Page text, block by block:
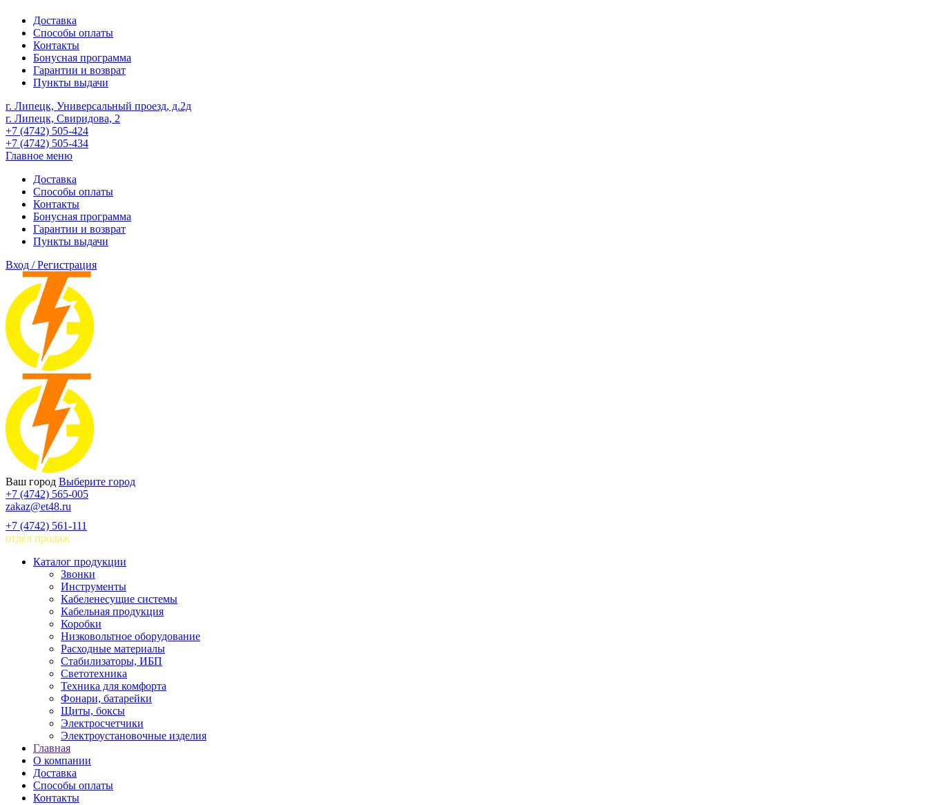
Доставка
Способы оплаты
Контакты
Бонусная программа
Гарантии и возврат
Пункты выдачи
г. Липецк, Универсальный проезд, д.2д
г. Липецк, Свиридова, 2
+7 (4742) 505-424
+7 (4742) 505-434
Главное меню
Доставка
Способы оплаты
Контакты
Бонусная программа
Гарантии и возврат
Пункты выдачи
Вход / Регистрация
Ваш город Выберите город
+7 (4742) 565-005
zakaz@et48.ru
+7 (4742) 561-111
отдел продаж
Каталог продукции
Звонки
Инструменты
Кабеленесущие системы
Кабельная продукция
Коробки
Низковольтное оборудование
Расходные материалы
Стабилизаторы, ИБП
Светотехника
Техника для комфорта
Фонари, батарейки
Щиты, боксы
Электросчетчики
Электроустановочные изделия
Главная
О компании
Доставка
Способы оплаты
Контакты